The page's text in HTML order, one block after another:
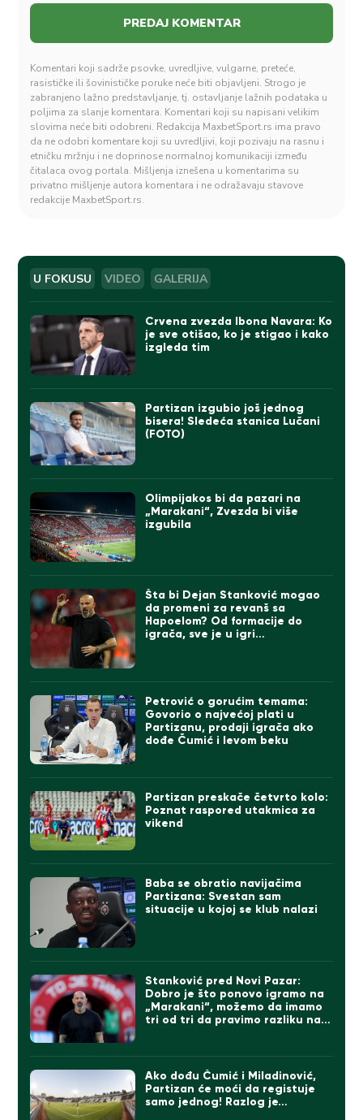
Komentari koji sadrže psovke, uvredljive, vulgarne, preteće,
rasističke ili šovinističke poruke neće biti objavljeni. Strogo je
zabranjeno lažno predstavljanje, tj. ostavljanje lažnih podataka u
poljima za slanje komentara. Komentari koji su napisani velikim
slovima neće biti odobreni. Redakcija MaxbetSport.rs ima pravo
da ne odobri komentare koji su uvredljivi, koji pozivaju na rasnu i
etničku mržnju i ne doprinose normalnoj komunikaciji između
čitalaca ovog portala. Mišljenja iznešena u komentarima su
privatno mišljenje autora komentara i ne odražavaju stavove
redakcije MaxbetSport.rs.
U FOKUSU VIDEO GALERIJA
Crvena zvezda Ibona Navara: Ko
je sve otišao, ko je stigao i kako
izgleda tim
Partizan izgubio još jednog
bisera! Sledeća stanica Lučani
(FOTO)
Olimpijakos bi da pazari na
„Marakani“, Zvezda bi više
izgubila
Šta bi Dejan Stanković mogao
da promeni za revanš sa
Hapoelom? Od formacije do
igrača, sve je u igri…
Petrović o gorućim temama:
Govorio o najvećoj plati u
Partizanu, prodaji igrača ako
dođe Čumić i levom beku
Partizan preskače četvrto kolo:
Poznat raspored utakmica za
vikend
Baba se obratio navijačima
Partizana: Svestan sam
situacije u kojoj se klub nalazi
Stanković pred Novi Pazar:
Dobro je što ponovo igramo na
„Marakani“, možemo da imamo
tri od tri da pravimo razliku na
Ako dođu Čumić i Miladinović,
Partizan će moći da registuje
samo jednog! Razlog je…